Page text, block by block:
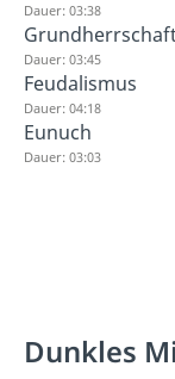
Dauer: 03:38
Dauer: 03:45
Feudalismus
Dauer: 04:18
Eunuch
Dauer: 03:03
Dunkles